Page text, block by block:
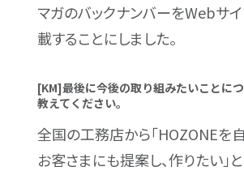
マガのバックナンバーをWebサ
載することにしました。
[KM]最後に今後の取り組みたいことに
教えてください。
全国の工務店から「HOZONEを
お客さまにも提案し、作りたい」